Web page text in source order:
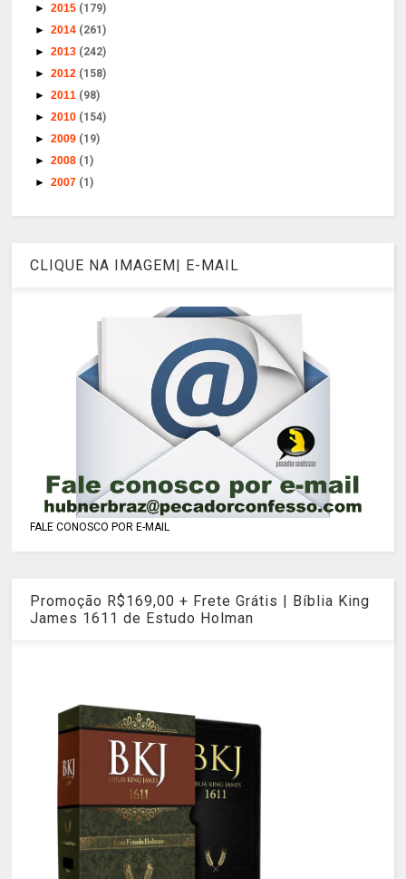
►2015 (179)
►2014 (261)
►2013 (242)
►2012 (158)
►2011 (98)
►2010 (154)
►2009 (19)
►2008 (1)
►2007 (1)
CLIQUE NA IMAGEM| E-MAIL
FALE CONOSCO POR E-MAIL
Promoção R$169,00 + Frete Grátis | Bíblia King
James 1611 de Estudo Holman